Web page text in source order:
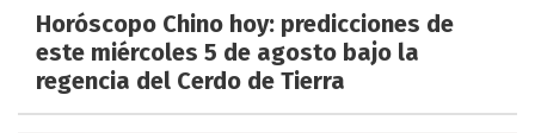
Horóscopo Chino hoy: predicciones de
este miércoles 5 de agosto bajo la
regencia del Cerdo de Tierra